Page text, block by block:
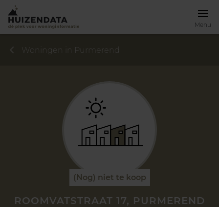
Menu
Woningen in Purmerend
(Nog) niet te koop
ROOMVATSTRAAT 17, PURMEREND